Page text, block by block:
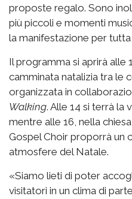
proposte regalo. Sono
più piccoli e momenti
la manifestazione per tutta
Il programma si aprirà alle
camminata natalizia tra le
organizzata in
Walking. Alle 14 si terrà la
mentre alle 16, nella
Gospel Choir proporrà un
atmosfere del Natale.
«Siamo lieti di poter
visitatori in un clima di